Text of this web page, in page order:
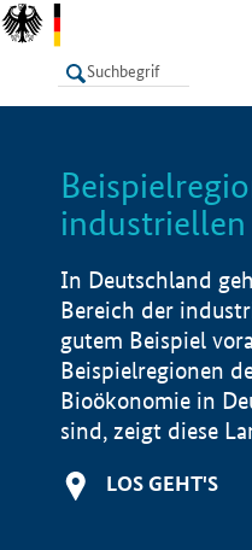
LISTE
In Deutschland
Bereich der
gutem Beispiel
Beispielregionen
Bioökonomie in
sind, zeigt diese
LOS GEHT'S